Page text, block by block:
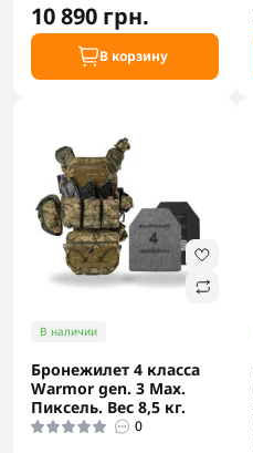
10 890 грн.
В корзину
В наличии
Бронежилет 4 класса
Warmor gen. 3 Max.
Пиксель. Вес 8,5 кг.
0